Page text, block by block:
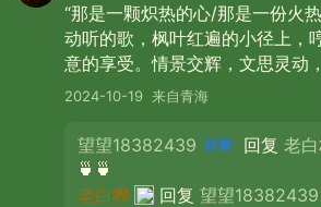
走在枫叶散落的小径上
看到那一枚枚的火红
金色的阳光
洒落在每一条树木的脉络上
都闪烁着耀眼的光芒
“那是一颗炽热的心/那是一份火
动听的歌，枫叶红遍的小径上，
意的享受。情景交辉，文思灵动
2024-10-19 来自青海
望望18382439 回复 老
🍵🍵
老白桦
回复 望望18382439